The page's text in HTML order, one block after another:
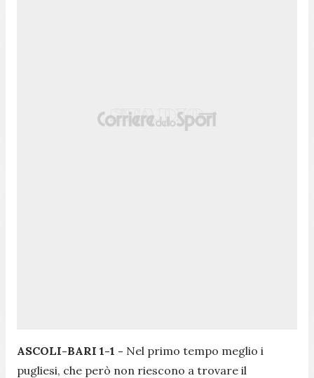
ASCOLI-BARI 1-1 - Nel primo tempo meglio i
pugliesi, che però non riescono a trovare il